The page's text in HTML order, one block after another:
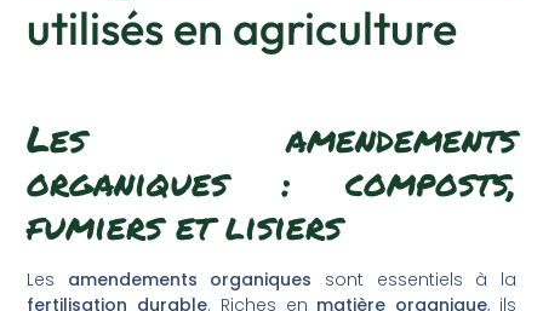
utilisés en agriculture
Les amendements
organiques : composts,
fumiers et lisiers
Les amendements organiques sont essentiels à la
fertilisation durable. Riches en matière organique, ils